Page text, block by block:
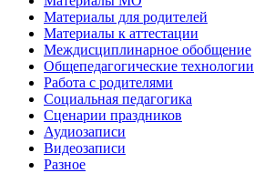
Материалы для родителей
Материалы к аттестации
Междисциплинарное обобщение
Общепедагогические технологии
Работа с родителями
Социальная педагогика
Сценарии праздников
Аудиозаписи
Видеозаписи
Разное